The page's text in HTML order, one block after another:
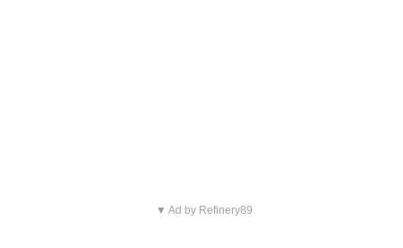
▼ Ad by Refinery89